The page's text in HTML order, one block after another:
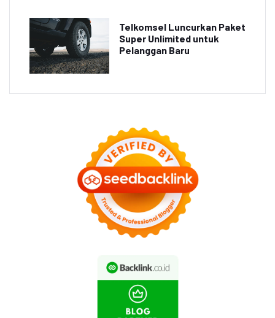
Telkomsel Luncurkan Paket
Super Unlimited untuk
Pelanggan Baru